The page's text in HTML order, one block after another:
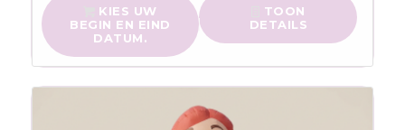
KIES UW
BEGIN EN EIND
DATUM.
TOON
DETAILS